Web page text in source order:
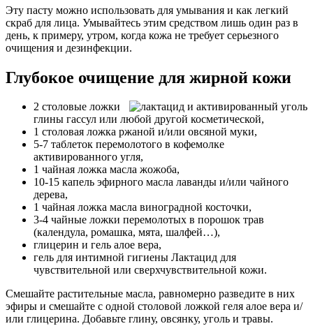
Эту пасту можно использовать для умывания и как легкий
скраб для лица. Умывайтесь этим средством лишь один раз в
день, к примеру, утром, когда кожа не требует серьезного
очищения и дезинфекции.
Глубокое очищение для жирной кожи
2 столовые ложки
глины гассул или любой другой косметической,
1 столовая ложка ржаной и/или овсяной муки,
5-7 таблеток перемолотого в кофемолке
активированного угля,
1 чайная ложка масла жожоба,
10-15 капель эфирного масла лаванды и/или чайного
дерева,
1 чайная ложка масла виноградной косточки,
3-4 чайные ложки перемолотых в порошок трав
(календула, ромашка, мята, шалфей…),
глицерин и гель алое вера,
гель для интимной гигиены Лактацид для
чувствительной или сверхчувствительной кожи.
Смешайте растительные масла, равномерно разведите в них
эфиры и смешайте с одной столовой ложкой геля алое вера и/
или глицерина. Добавьте глину, овсянку, уголь и травы.